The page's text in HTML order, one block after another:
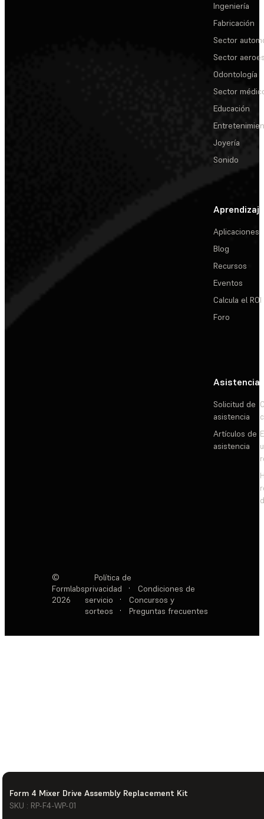
Form 4 Mixer Drive Assembly Replacement Kit
SKU : RP-F4-WP-01
Ingeniería
Fabricación
Sector
Sector
Odontología
Sector
Educación
Joyería
Sonido
Aprendizaje
Aplicaciones
Blog
Recursos
Eventos
Calcula el ROI
Foro
Asistencia
Solicitud de
asistencia
Artículos de
asistencia
©
Formlabs
2026
Política de
privacidad
·
Condiciones de
servicio
·
Concursos y
sorteos
· Preguntas frecuentes